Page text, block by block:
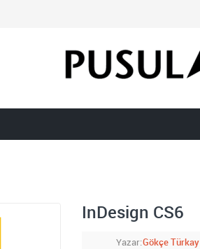
InDesign CS6
Yazar Gökçe Türkay